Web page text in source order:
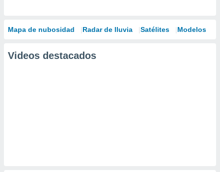
Mapa de nubosidad Radar de lluvia Satélites Modelos
Videos destacados